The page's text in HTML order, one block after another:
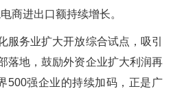
商进出口额持续增长。
务业扩大开放综合试点，吸引
落地，鼓励外资企业扩大利润再
500强企业的持续加码，正是广